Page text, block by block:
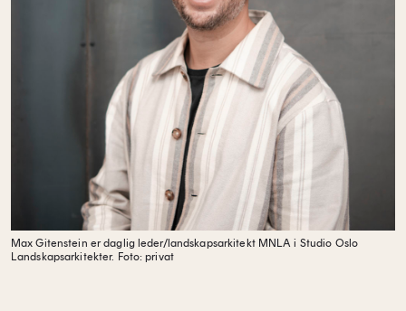
Max Gitenstein er daglig leder/landskapsarkitekt MNLA i Studio Oslo
Landskapsarkitekter. Foto: privat